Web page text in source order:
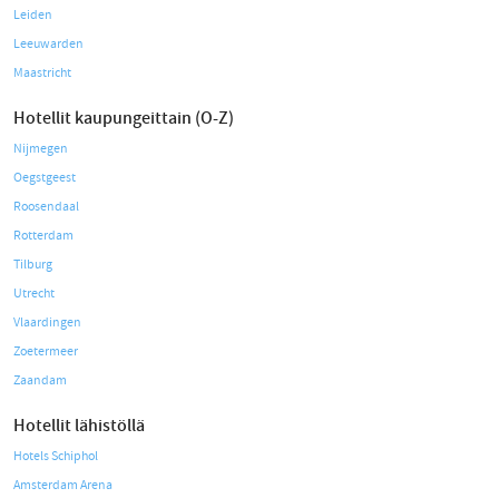
Leiden
Leeuwarden
Maastricht
Hotellit kaupungeittain (O-Z)
Nijmegen
Oegstgeest
Roosendaal
Rotterdam
Tilburg
Utrecht
Vlaardingen
Zoetermeer
Zaandam
Hotellit lähistöllä
Hotels Schiphol
Amsterdam Arena